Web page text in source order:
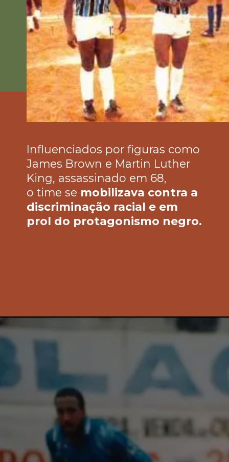
Influenciados por figuras como
James Brown e Martin Luther
King, assassinado em 68,
o time se mobilizava contra a
discriminação racial e em
prol do protagonismo negro.